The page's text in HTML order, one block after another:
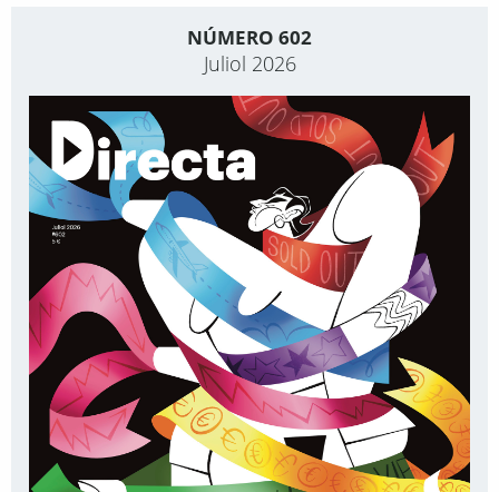
NÚMERO 602
Juliol 2026